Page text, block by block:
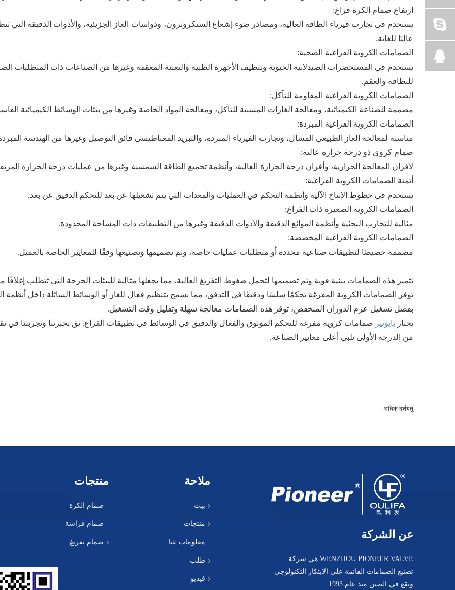
ارتفاع صمام الكرة فراغ:
يستخدم في تجارب فيزياء الطاقة العالية، ومصادر ضوء إشعاع السنكروترون، ودواسات الغاز الجزيئية، والأدوات الدقيقة التي
عاليًا للغاية.
الصمامات الكروية الفراغية الصحية:
يستخدم في المستحضرات الصيدلانية الحيوية وتنظيف الأجهزة الطبية والتعبئة المعقمة وغيرها من الصناعات ذات المتطلبات
للنظافة والعقم.
الصمامات الكروية الفراغية المقاومة للتآكل:
مصممة للصناعة الكيميائية، ومعالجة الغازات المسببة للتآكل، ومعالجة المواد الخاصة وغيرها من بيئات الوسائط الكيميائية
الصمامات الكروية الفراغية المبردة:
مناسبة لمعالجة الغاز الطبيعي المسال، وتجارب الفيزياء المبردة، والتبريد المغناطيسي فائق التوصيل وغيرها من الهندسة
صمام كروي ذو درجة حرارة عالية:
لأفران المعالجة الحرارية، وأفران درجة الحرارة العالية، وأنظمة تجميع الطاقة الشمسية وغيرها من عمليات درجة الحرارة
أتمتة الصمامات الكروية الفراغية:
يستخدم في خطوط الإنتاج الآلية وأنظمة التحكم في العمليات والمعدات التي يتم تشغيلها عن بعد للتحكم الدقيق عن بعد.
الصمامات الكروية الصغيرة ذات الفراغ:
مثالية للتجارب البحثية وأنظمة الموائع الدقيقة والأدوات الدقيقة وغيرها من التطبيقات ذات المساحة المحدودة.
الصمامات الكروية الفراغية المخصصة:
مصممة خصيصًا لتطبيقات صناعية محددة أو متطلبات عمليات خاصة، وتم تصميمها وتصنيعها وفقًا للمعايير الخاصة بالعميل.
تتميز هذه الصمامات ببنية قوية وتم تصميمها لتحمل ضغوط التفريغ العالية، مما يجعلها مثالية للبيئات الحرجة التي تتطلب إغلاقًا
توفر الصمامات الكروية المفرغة تحكمًا سلسًا ودقيقًا في التدفق، مما يسمح بتنظيم فعال للغاز أو الوسائط السائلة داخل أنظمة
بفضل تشغيل عزم الدوران المنخفض، توفر هذه الصمامات معالجة سهلة وتقليل وقت التشغيل.
يختار بايونير صمامات كروية مفرغة للتحكم الموثوق والفعال والدقيق في الوسائط في تطبيقات الفراغ. ثق بخبرتنا وتجربتنا في
من الدرجة الأولى تلبي أعلى معايير الصناعة.
अधिकं दर्शयतु
عن الشركة
WENZHOU PIONEER VALVE هي شركة
تصنيع الصمامات القائمة على الابتكار التكنولوجي
وتقع في الصين منذ عام 1993.
ملاحة
بيت
منتجات
معلومات عنا
طلب
فيديو
منتجات
صمام الكرة
صمام فراشة
صمام تفريغ